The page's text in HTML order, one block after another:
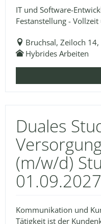
IT und Software-
Festanstellung -
Bruchsal, Zeiloch
Hybrides Arbeiten
Duales
(m/w/d)
01.09.2027
Kommunikation und
Tätigkeit ist der